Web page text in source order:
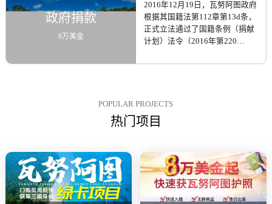
政府捐款
8万美金
2016年12月19日，瓦努阿图政府
根据其国籍法第112章第13d条，
正式立法通过了国籍条例（捐献
计划）法令（2016年第220
捐献8万美元以上，便有资格提
POPULAR PROJECTS
热门项目